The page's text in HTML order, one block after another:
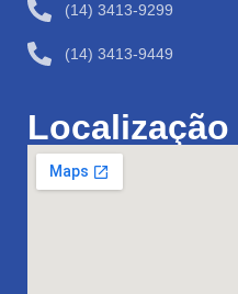
(14) 3413-9299
(14) 3413-9449
Localização